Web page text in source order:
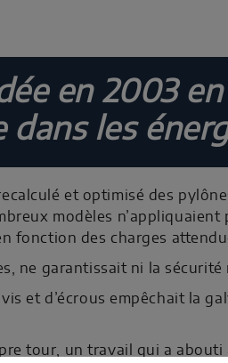
en 2003
dans les
et optimisé des
modèles
fonction des charges
ne garantissait ni la
vis et d’écrous empêchait la
tour, un travail qui a abouti